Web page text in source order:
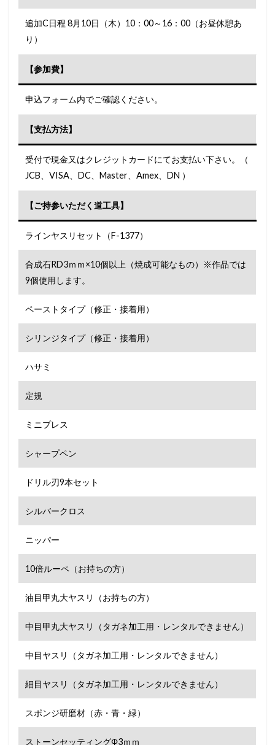
追加C日程 8月10日（木）10：00～16：00（お昼休憩あ
り）
【参加費】
申込フォーム内でご確認ください。
【支払方法】
受付で現金又はクレジットカードにてお支払い下さい。（
JCB、VISA、DC、Master、Amex、DN ）
【ご持参いただく道工具】
ラインヤスリセット（F-1377）
合成石RD3ｍｍ×10個以上（焼成可能なもの）※作品では
9個使用します。
ペーストタイプ（修正・接着用）
シリンジタイプ（修正・接着用）
ハサミ
定規
ミニプレス
シャープペン
ドリル刃9本セット
シルバークロス
ニッパー
10倍ルーペ（お持ちの方）
油目甲丸大ヤスリ（お持ちの方）
中目甲丸大ヤスリ（タガネ加工用・レンタルできません）
中目ヤスリ（タガネ加工用・レンタルできません）
細目ヤスリ（タガネ加工用・レンタルできません）
スポンジ研磨材（赤・青・緑）
ストーンセッティングΦ3ｍｍ